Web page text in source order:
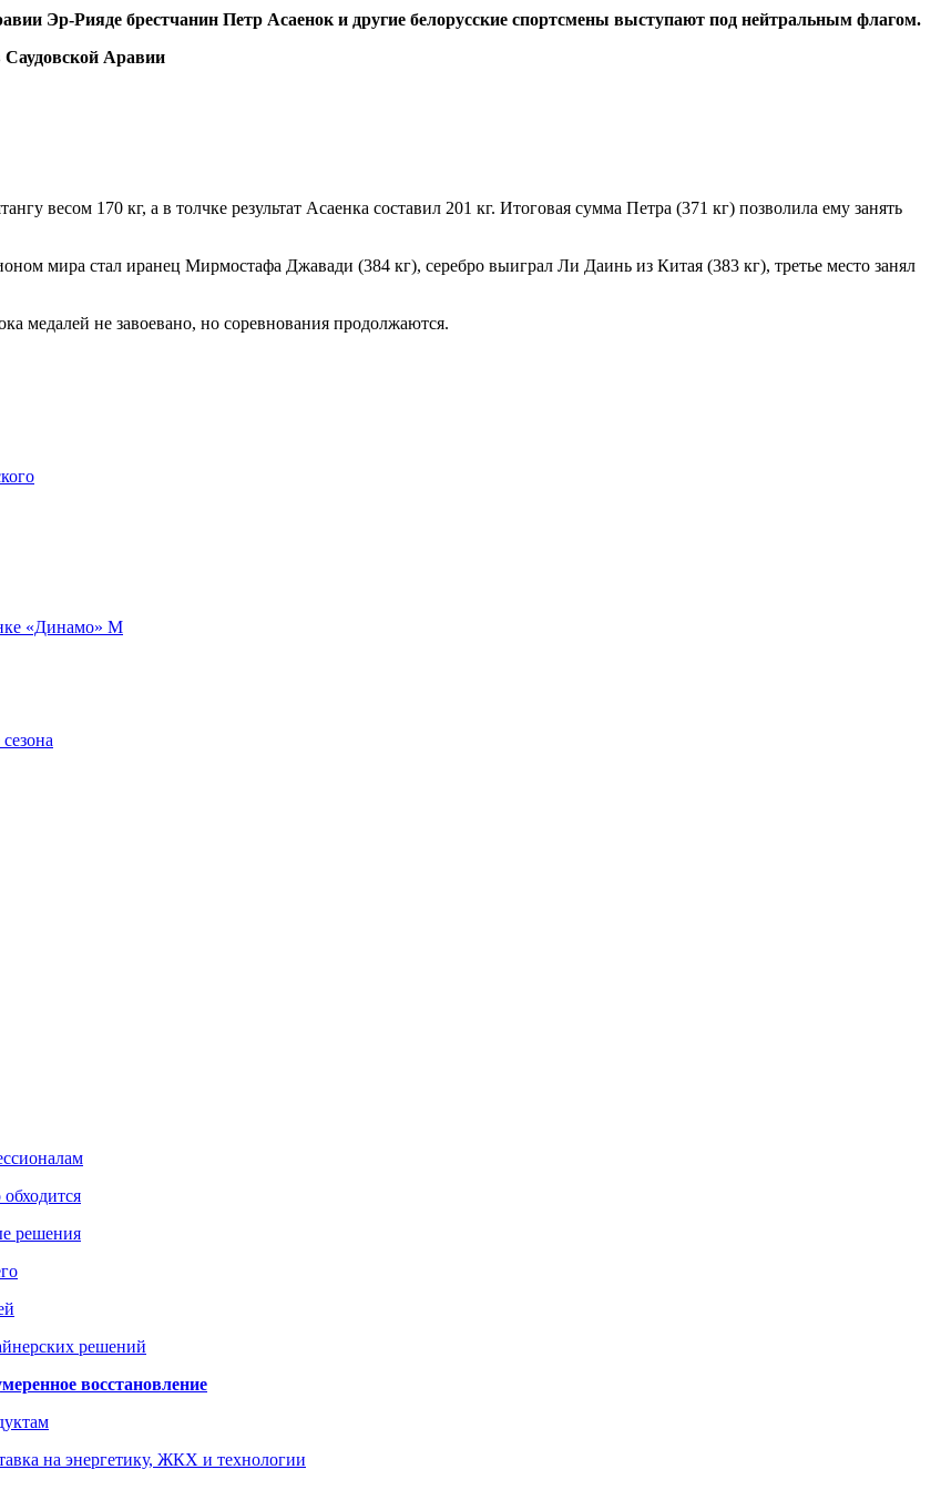
Эр-Рияде брестчанин Петр Асаенок и другие белорусские спортсмены выступают под нейтральным флагом.
весом 170 кг, а в толчке результат Асаенка составил 201 кг. Итоговая сумма Петра (371 кг) позволила ему занять
мира стал иранец Мирмостафа Джавади (384 кг), серебро выиграл Ли Даинь из Китая (383 кг), третье место занял
медалей не завоевано, но соревнования продолжаются.
«Динамо» М
решения
решений
восстановление
на энергетику, ЖКХ и технологии